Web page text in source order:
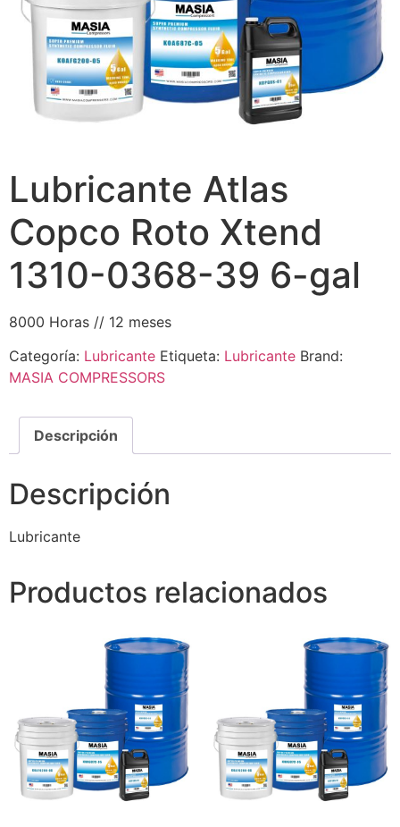
Lubricante Atlas
Copco Roto Xtend
1310-0368-39 6-gal
8000 Horas // 12 meses
Categoría: Lubricante Etiqueta: Lubricante Brand:
MASIA COMPRESSORS
Descripción
Descripción
Lubricante
Productos relacionados